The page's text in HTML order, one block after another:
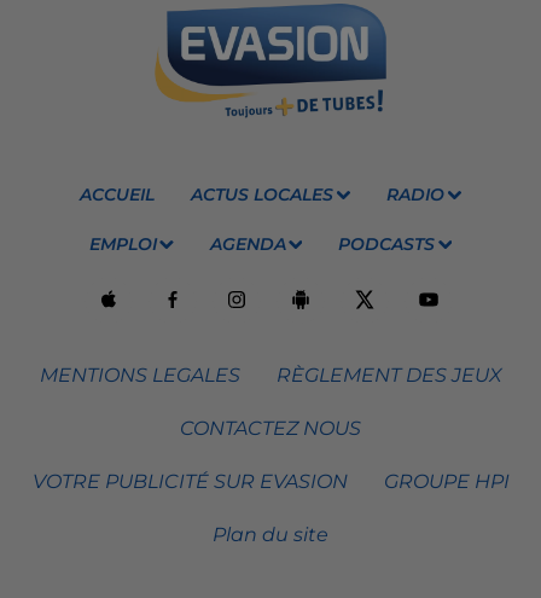
ACCUEIL ACTUS LOCALES RADIO
EMPLOI AGENDA PODCASTS
MENTIONS LEGALES RÈGLEMENT DES JEUX
CONTACTEZ NOUS
VOTRE PUBLICITÉ SUR EVASION GROUPE HPI
Plan du site